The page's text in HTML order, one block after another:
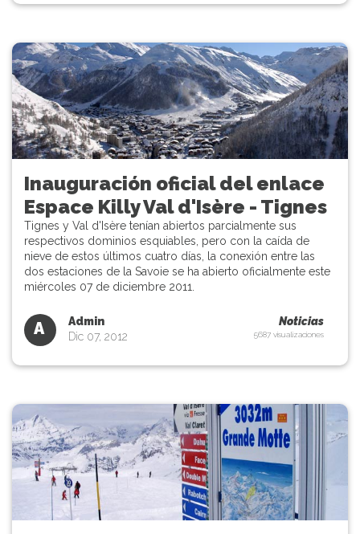
Inauguración oficial del enlace
Espace Killy Val d'Isère - Tignes
Tignes y Val d'Isère tenían abiertos parcialmente sus
respectivos dominios esquiables, pero con la caída de
nieve de estos últimos cuatro días, la conexión entre las
dos estaciones de la Savoie se ha abierto oficialmente este
miércoles 07 de diciembre 2011.
A Admin
Noticias
Dic 07, 2012
5687 visualizaciones